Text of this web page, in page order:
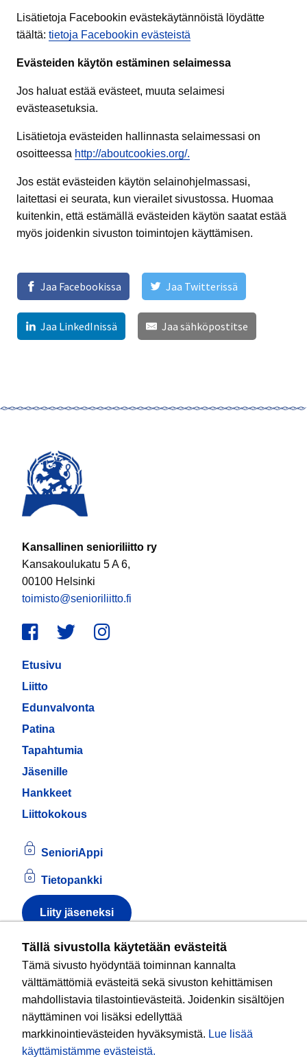
Tällä sivustolla käytetään evästeitä
Tämä sivusto hyödyntää toiminnan kannalta
välttämättömiä evästeitä sekä sivuston kehittämisen
mahdollistavia tilastointievästeitä. Joidenkin sisältöjen
näyttäminen voi lisäksi edellyttää
markkinointievästeiden hyväksymistä. Lue lisää
käyttämistämme evästeistä.​​​​​​
Lisätietoja Facebookin evästekäytännöistä löydätte
täältä: tietoja Facebookin evästeistä
Evästeiden käytön estäminen selaimessa
Jos haluat estää evästeet, muuta selaimesi
evästeasetuksia.
Lisätietoja evästeiden hallinnasta selaimessasi on
osoitteessa http://aboutcookies.org/.
Jos estät evästeiden käytön selainohjelmassasi,
laitettasi ei seurata, kun vierailet sivustossa. Huomaa
kuitenkin, että estämällä evästeiden käytön saatat estää
myös joidenkin sivuston toimintojen käyttämisen.
Jaa Facebookissa Jaa Twitterissä
Jaa LinkedInissä Jaa sähköpostitse
Kansallinen senioriliitto ry
Kansakoulukatu 5 A 6,
00100 Helsinki
toimisto@senioriliitto.fi
Facebook
TwitterInstagram
Etusivu
Liitto
Edunvalvonta
Patina
Tapahtumia
Jäsenille
Hankkeet
Liittokokous
SenioriAppi
Tietopankki
Liity jäseneksi
Tietoa evästeistä
Kansallinen senioriliitto ryon valtakunnallinen
eläkeläisjärjestö, joka edistää ikääntyvien ja
eläkeläisten sosiaalista turvallisuutta ja hyvinvointia
sekä valvoo heidän oikeuksiaan liiton arvoja
noudattaen. Liitto on puolueisiin kuulumaton.